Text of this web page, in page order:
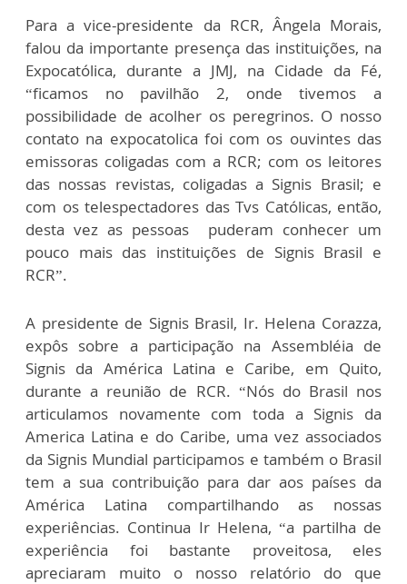
Para a vice-presidente da RCR, Ângela Morais,
falou da importante presença das instituições, na
Expocatólica, durante a JMJ, na Cidade da Fé,
“ficamos no pavilhão 2, onde tivemos a
possibilidade de acolher os peregrinos. O nosso
contato na expocatolica foi com os ouvintes das
emissoras coligadas com a RCR; com os leitores
das nossas revistas, coligadas a Signis Brasil; e
com os telespectadores das Tvs Católicas, então,
desta vez as pessoas puderam conhecer um
pouco mais das instituições de Signis Brasil e
RCR”.
A presidente de Signis Brasil, Ir. Helena Corazza,
expôs sobre a participação na Assembléia de
Signis da América Latina e Caribe, em Quito,
durante a reunião de RCR. “Nós do Brasil nos
articulamos novamente com toda a Signis da
America Latina e do Caribe, uma vez associados
da Signis Mundial participamos e também o Brasil
tem a sua contribuição para dar aos países da
América Latina compartilhando as nossas
experiências. Continua Ir Helena, “a partilha de
experiência foi bastante proveitosa, eles
apreciaram muito o nosso relatório do que